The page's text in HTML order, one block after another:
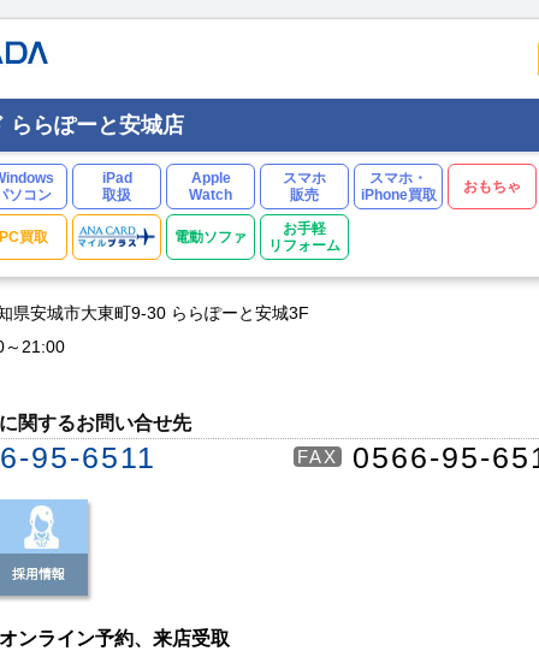
ららぽーと安城店
ソコン
iPad
取扱
Apple
Watch
スマホ
販売
スマホ・
iPhone買取
おもちゃ
買取 電動ソファ
お手軽
リフォーム
県安城市大東町9-30 ららぽーと安城3F
～21:00
関するお問い合せ先
95-6511 FAX 0566-95-
ンライン予約、来店受取